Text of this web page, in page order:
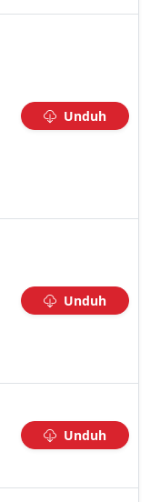
Unduh
Unduh
Unduh